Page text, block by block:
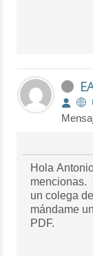
Hola
mencionas.
un colega
mándame
PDF.